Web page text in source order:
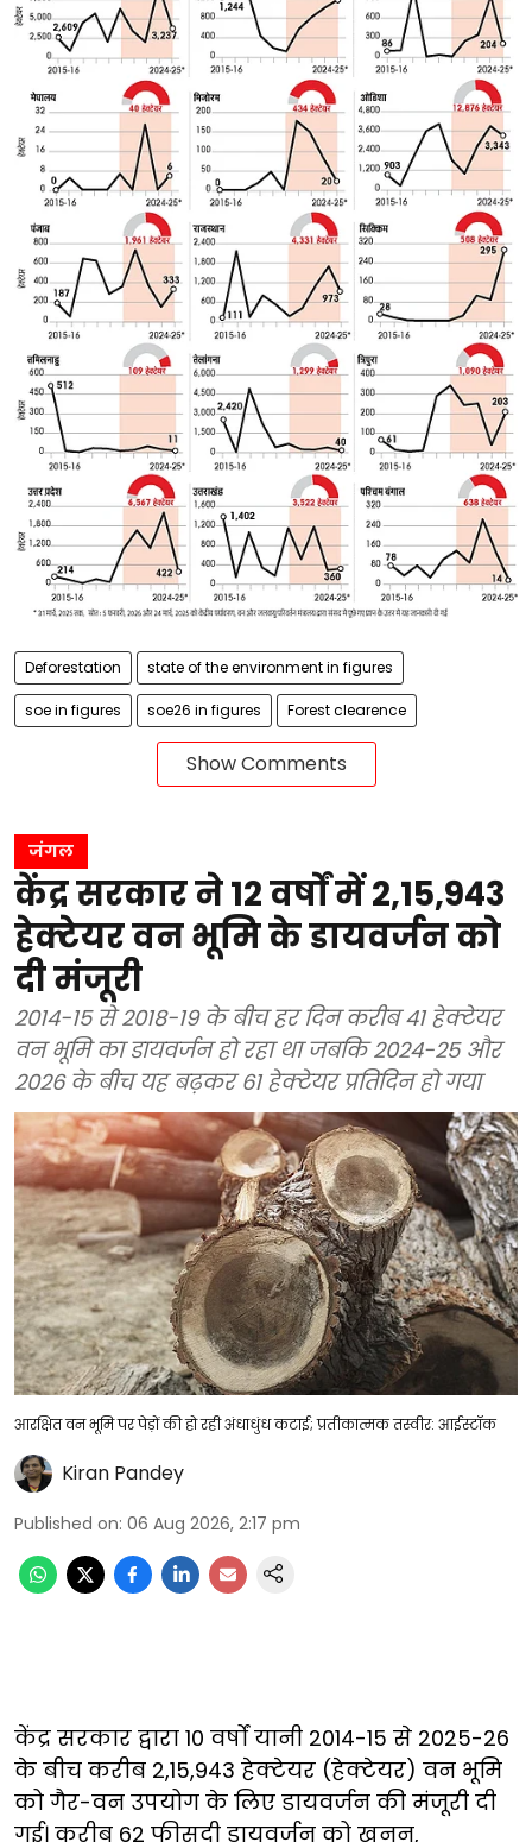
Deforestation state of the environment in figures
soe in figures soe26 in figures Forest clearence
Show Comments
जंगल
केंद्र सरकार ने 12 वर्षों में 2,15,943
हेक्टेयर वन भूमि के डायवर्जन को
दी मंजूरी
2014-15 से 2018-19 के बीच हर दिन करीब 41 हेक्टेयर
वन भूमि का डायवर्जन हो रहा था जबकि 2024-25 और
2026 के बीच यह बढ़कर 61 हेक्टेयर प्रतिदिन हो गया
आरक्षित वन भूमि पर पेड़ों की हो रही अंधाधुंध कटाई; प्रतीकात्मक तस्वीर: आईस्टॉक
Kiran Pandey
Published on: 06 Aug 2026, 2:17 pm
केंद्र सरकार द्वारा 10 वर्षों यानी 2014-15 से 2025-26
के बीच करीब 2,15,943 हेक्टेयर (हेक्टेयर) वन भूमि
को गैर-वन उपयोग के लिए डायवर्जन की मंजूरी दी
गई। करीब 62 फीसदी डायवर्जन को खनन,